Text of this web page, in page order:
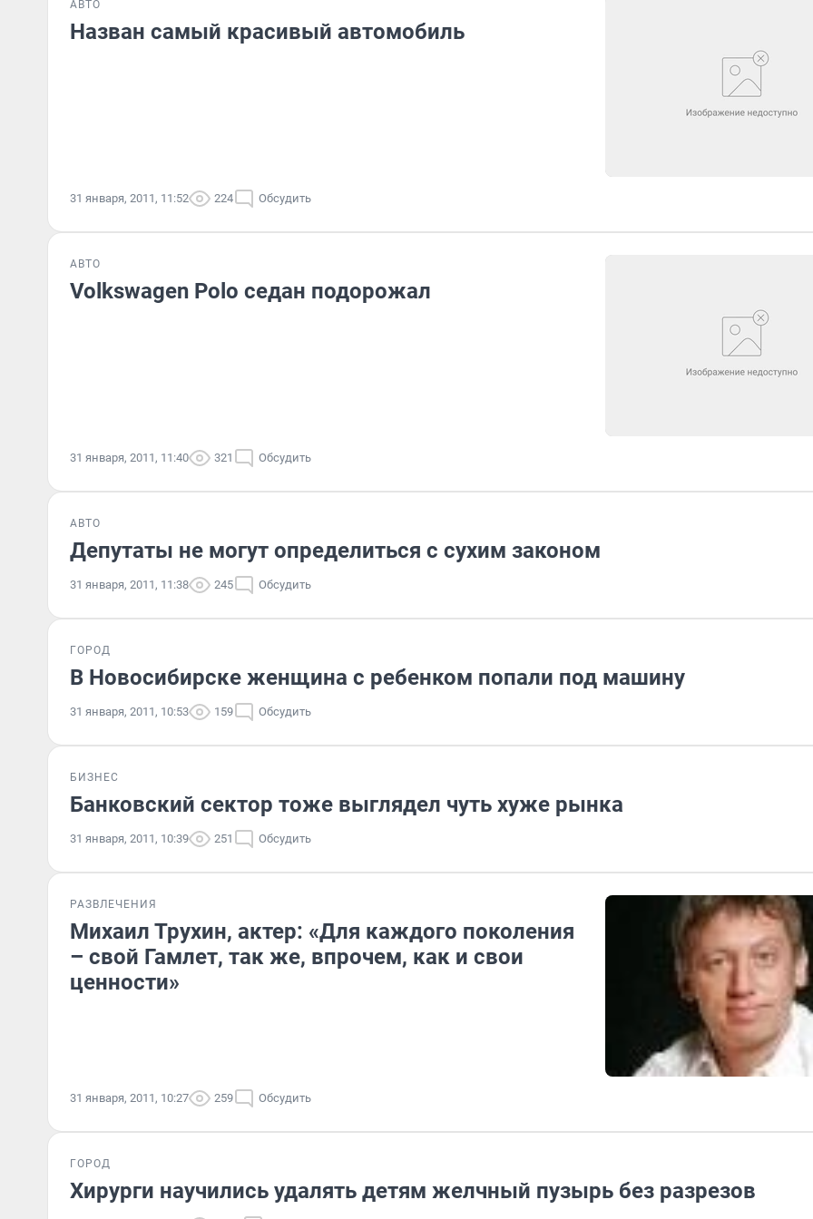
АВТО
Назван самый красивый автомобиль
31 января, 2011, 11:52 224 Обсудить
АВТО
Volkswagen Polo седан подорожал
31 января, 2011, 11:40 321 Обсудить
АВТО
Депутаты не могут определиться с сухим законом
31 января, 2011, 11:38 245 Обсудить
ГОРОД
В Новосибирске женщина с ребенком попали под машину
31 января, 2011, 10:53 159 Обсудить
БИЗНЕС
Банковский сектор тоже выглядел чуть хуже рынка
31 января, 2011, 10:39 251 Обсудить
РАЗВЛЕЧЕНИЯ
Михаил Трухин, актер: «Для каждого поколения
– свой Гамлет, так же, впрочем, как и свои
ценности»
31 января, 2011, 10:27 259 Обсудить
ГОРОД
Хирурги научились удалять детям желчный пузырь без разрезов